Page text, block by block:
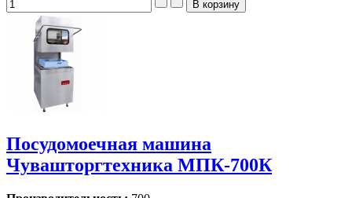
Посудомоечная машина
Чувашторгтехника МПК-700К